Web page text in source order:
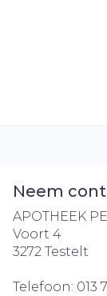
Neem
APOTHEEK
Voort 4
3272 Testelt
Telefoon: 013